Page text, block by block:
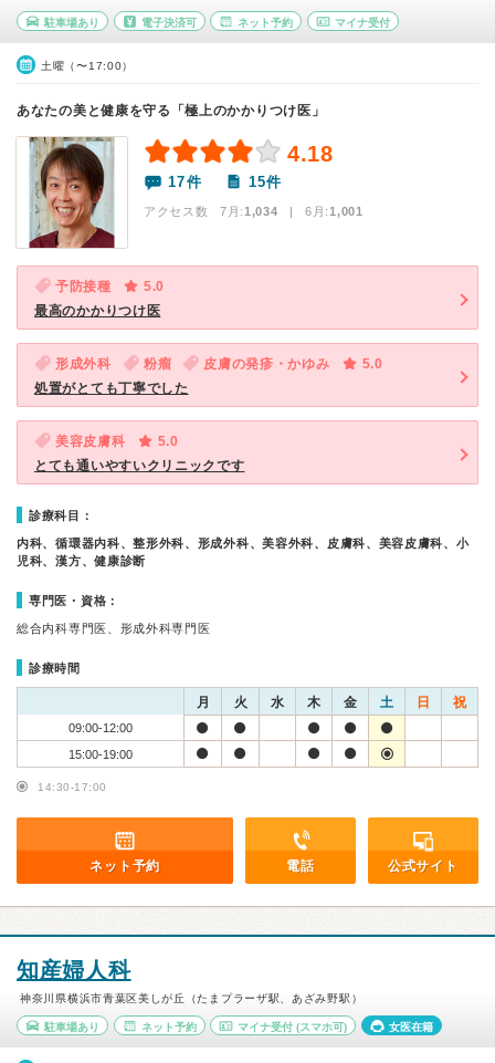
駐車場あり 電子決済可 ネット予約 マイナ受付
土曜（〜17:00）
あなたの美と健康を守る「極上のかかりつけ医」
4.18
17件 15件
アクセス数 7月:1,034 | 6月:1,001
予防接種
5.0
最高のかかりつけ医
形成外科 粉瘤 皮膚の発疹・かゆみ
5.0
処置がとても丁寧でした
美容皮膚科
5.0
とても通いやすいクリニックです
診療科目：
内科、循環器内科、整形外科、形成外科、美容外科、皮膚科、美容皮膚科、小
児科、漢方、健康診断
専門医・資格：
総合内科専門医、形成外科専門医
診療時間
月 火 水 木 金 土 日 祝
09:00-12:00
15:00-19:00
14:30-17:00
ネット予約 電話 公式サイト
知産婦人科
神奈川県横浜市青葉区美しが丘（たまプラーザ駅、あざみ野駅）
駐車場あり ネット予約 マイナ受付 (スマホ可) 女医在籍